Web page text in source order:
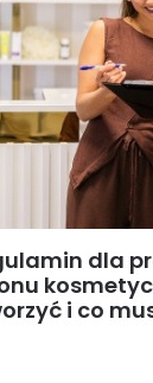
dla
i co